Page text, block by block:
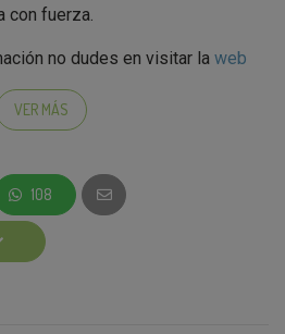
con fuerza.
no dudes en visitar la web
en Instagram y @Nescafe.es
de NESCAFÉ estamos
que aman el café, su aroma
en comprar online esta
un reembolso a
VER MÁS
108